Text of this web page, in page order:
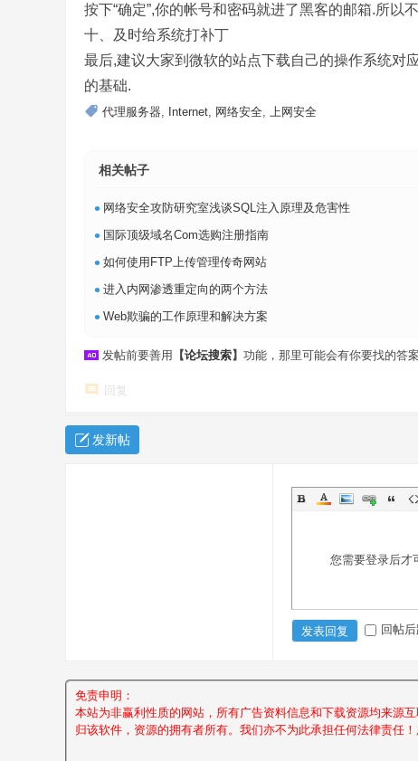
按下“确定”,你的帐号和密码就进了黑客的邮箱.所
十、及时给系统打补丁
最后,建议大家到微软的站点下载自己的操作系统对
的基础.
代理服务器, Internet, 网络安全, 上网安全
相关帖子
• 网络安全攻防研究室浅谈SQL注入原理及危害性
• 国际顶级域名Com选购注册指南
• 如何使用FTP上传管理传奇网站
• 进入内网渗透重定向的两个方法
• Web欺骗的工作原理和解决方案
发帖前要善用 【论坛搜索】 功能，那里可能会有你要找的答
回复
发新帖
您需要登录后才
发表回复 回帖
免责申明：
本站为非赢利性质的网站，所有广告资料信息和下载资源均来源
归该软件，资源的拥有者所有。我们亦不为此承担任何法律责任